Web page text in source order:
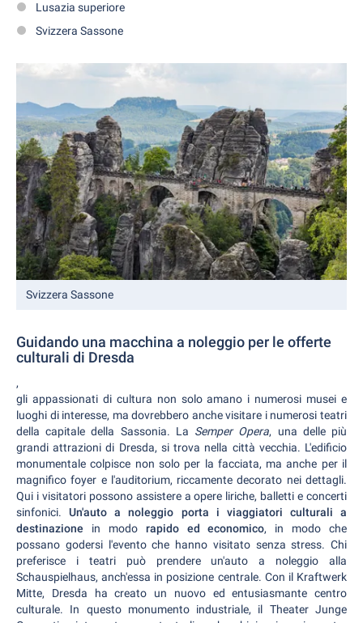
Lusazia superiore
Svizzera Sassone
Svizzera Sassone
Guidando una macchina a noleggio per le offerte
culturali di Dresda
,
gli appassionati di cultura non solo amano i numerosi musei e
luoghi di interesse, ma dovrebbero anche visitare i numerosi teatri
della capitale della Sassonia. La Semper Opera, una delle più
grandi attrazioni di Dresda, si trova nella città vecchia. L'edificio
monumentale colpisce non solo per la facciata, ma anche per il
magnifico foyer e l'auditorium, riccamente decorato nei dettagli.
Qui i visitatori possono assistere a opere liriche, balletti e concerti
sinfonici.Un'auto a noleggio porta i viaggiatori culturali a
destinazione in modo rapido ed economico, in modo che
possano godersi l'evento che hanno visitato senza stress. Chi
preferisce i teatri può prendere un'auto a noleggio alla
Schauspielhaus, anch'essa in posizione centrale. Con il Kraftwerk
Mitte, Dresda ha creato un nuovo ed entusiasmante centro
culturale. In questo monumento industriale, il Theater Junge